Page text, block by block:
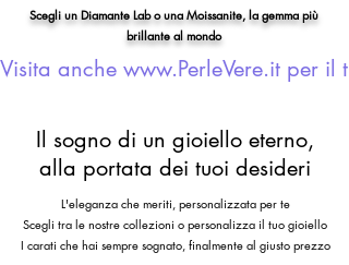
Scegli un Diamante Lab o una Moissanite, la gemma più
brillante al mondo
Visita anche www.PerleVere.it per il
Il sogno di un gioiello eterno,
alla portata dei tuoi desideri
L'eleganza che meriti, personalizzata per te
Scegli tra le nostre collezioni o personalizza il tuo gioiello
I carati che hai sempre sognato, finalmente al giusto prezzo